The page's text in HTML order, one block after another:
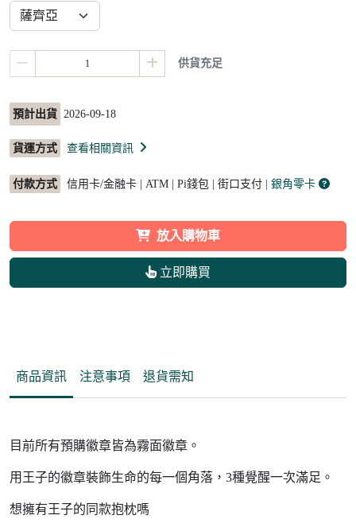
供貨充足
預計出貨 2026-09-18
貨運方式 查看相關資訊
付款方式 信用卡/金融卡 | ATM | Pi錢包 | 街口支付 | 銀角零卡
放入購物車
立即購買
商品資訊 注意事項 退貨需知
目前所有預購徽章皆為霧面徽章。
用王子的徽章裝飾生命的每一個角落，3種覺醒一次滿足。
想擁有王子的同款抱枕嗎